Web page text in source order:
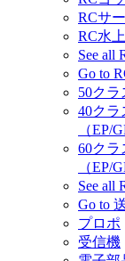
RCサ
RC水
See all
Go to
50クラ
40ク
（EP/
60ク
（EP/
See all
Go to
プロポ
受信機